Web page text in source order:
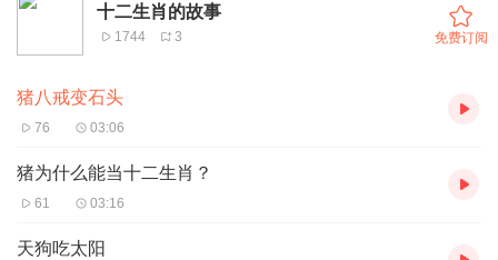
为什么猪喜欢在泥浆里打滚儿？
一滚，让身体保持凉爽。如果有花蝇或者蚊 子落在猪的身上，猪也
会到泥浆里打滚儿，把苍蝇和蚊子赶走。
猪为什么不能拾头看天？
空。这是因为猪的脖子又短又粗，颈椎也是直的，没办法仰头。而
十二生肖的故事
1744 3 免费订阅
猪八戒变石头
76 03:06
猪为什么能当十二生肖？
61 03:16
天狗吃太阳